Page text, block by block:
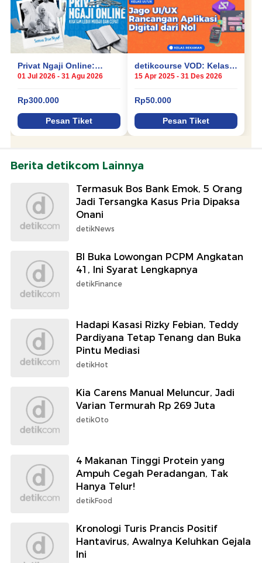
Berita detikcom Lainnya
Termasuk Bos Bank Emok, 5 Orang
Jadi Tersangka Kasus Pria Dipaksa
Onani
detikNews
BI Buka Lowongan PCPM Angkatan
41, Ini Syarat Lengkapnya
detikFinance
Hadapi Kasasi Rizky Febian, Teddy
Pardiyana Tetap Tenang dan Buka
Pintu Mediasi
detikHot
Kia Carens Manual Meluncur, Jadi
Varian Termurah Rp 269 Juta
detikOto
4 Makanan Tinggi Protein yang
Ampuh Cegah Peradangan, Tak
Hanya Telur!
detikFood
Kronologi Turis Prancis Positif
Hantavirus, Awalnya Keluhkan Gejala
Ini